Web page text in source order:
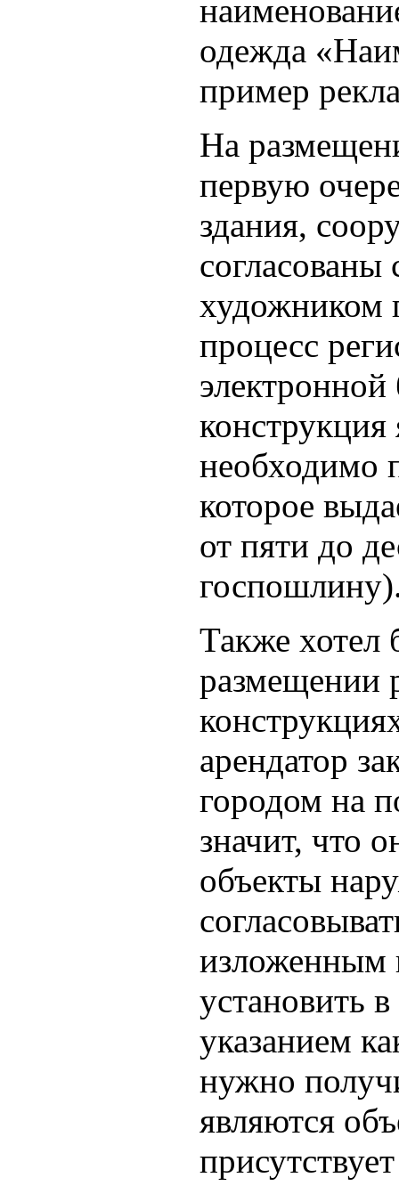
одежда
пример
На
первую
здания,
художником
процесс
электронной
конструкция
необходимо
которое
от пяти до
Также хотел
размещении
арендатор
городом на
значит, что
объекты
изложенным
установить
указанием
нужно
являются